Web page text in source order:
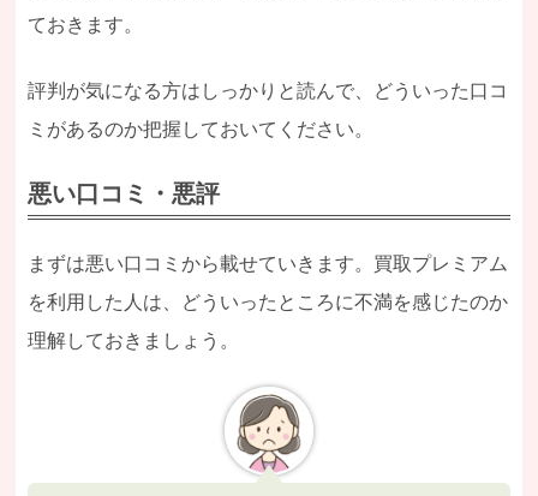
ておきます。
評判が気になる方はしっかりと読んで、どういった口コ
ミがあるのか把握しておいてください。
悪い口コミ・悪評
まずは悪い口コミから載せていきます。買取プレミアム
を利用した人は、どういったところに不満を感じたのか
理解しておきましょう。